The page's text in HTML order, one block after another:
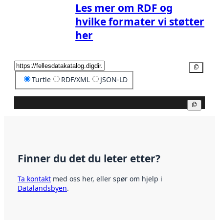
Les mer om RDF og
hvilke formater vi støtter
her
Turtle RDF/XML JSON-LD
Finner du det du leter etter?
Ta kontakt med oss her, eller spør om hjelp i
Datalandsbyen.